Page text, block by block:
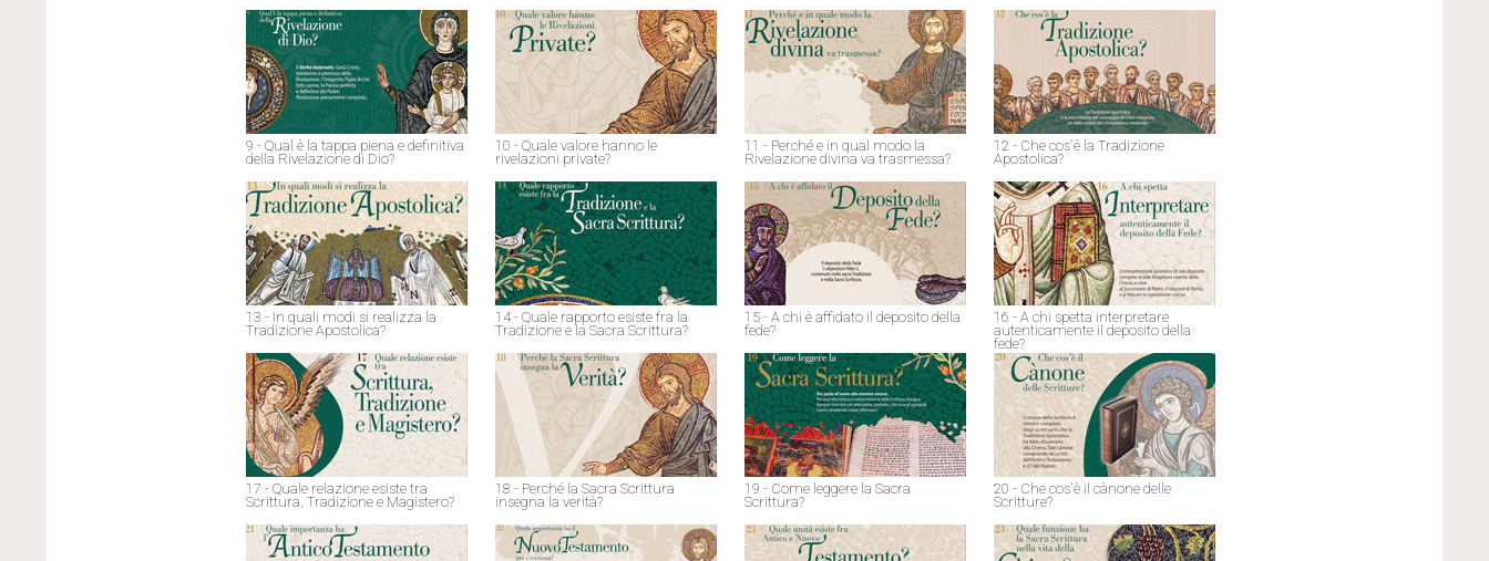
9 - Qual è la tappa piena e definitiva
della Rivelazione di Dio?
10 - Quale valore hanno le
rivelazioni private?
11 - Perché e in qual modo la
Rivelazione divina va trasmessa?
12 - Che cos'è la Tradizione
Apostolica?
13 - In quali modi si realizza la
Tradizione Apostolica?
14 - Quale rapporto esiste fra la
Tradizione e la Sacra Scrittura?
15 - A chi è affidato il deposito della
fede?
16 - A chi spetta interpretare
autenticamente il deposito della
fede?
17 - Quale relazione esiste tra
Scrittura, Tradizione e Magistero?
18 - Perché la Sacra Scrittura
insegna la verità?
19 - Come leggere la Sacra
Scrittura?
20 - Che cos'è il cànone delle
Scritture?